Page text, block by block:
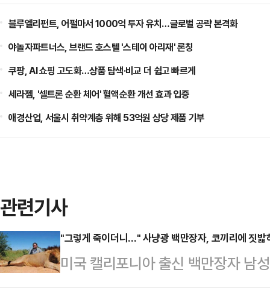
블루엘리펀트, 어펄마서 1000억 투자 유치…글로벌 공략 본격화
야놀자파트너스, 브랜드 호스텔 '스테이 아리재' 론칭
쿠팡, AI 쇼핑 고도화…상품 탐색·비교 더 쉽고 빠르게
세라젬, '셀트론 순환 체어' 혈액순환 개선 효과 입증
애경산업, 서울시 취약계층 위해 53억원 상당 제품 기부
관련기사
"그렇게 죽이더니…" 사냥광 백만장자, 코끼리에 짓밟
미국 캘리포니아 출신 백만장자 남
사망하는 사고가 발생했다.24일(